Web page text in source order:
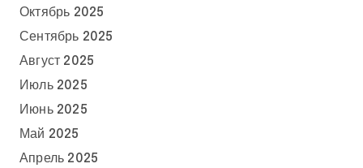
Октябрь 2025
Сентябрь 2025
Август 2025
Июль 2025
Июнь 2025
Май 2025
Апрель 2025